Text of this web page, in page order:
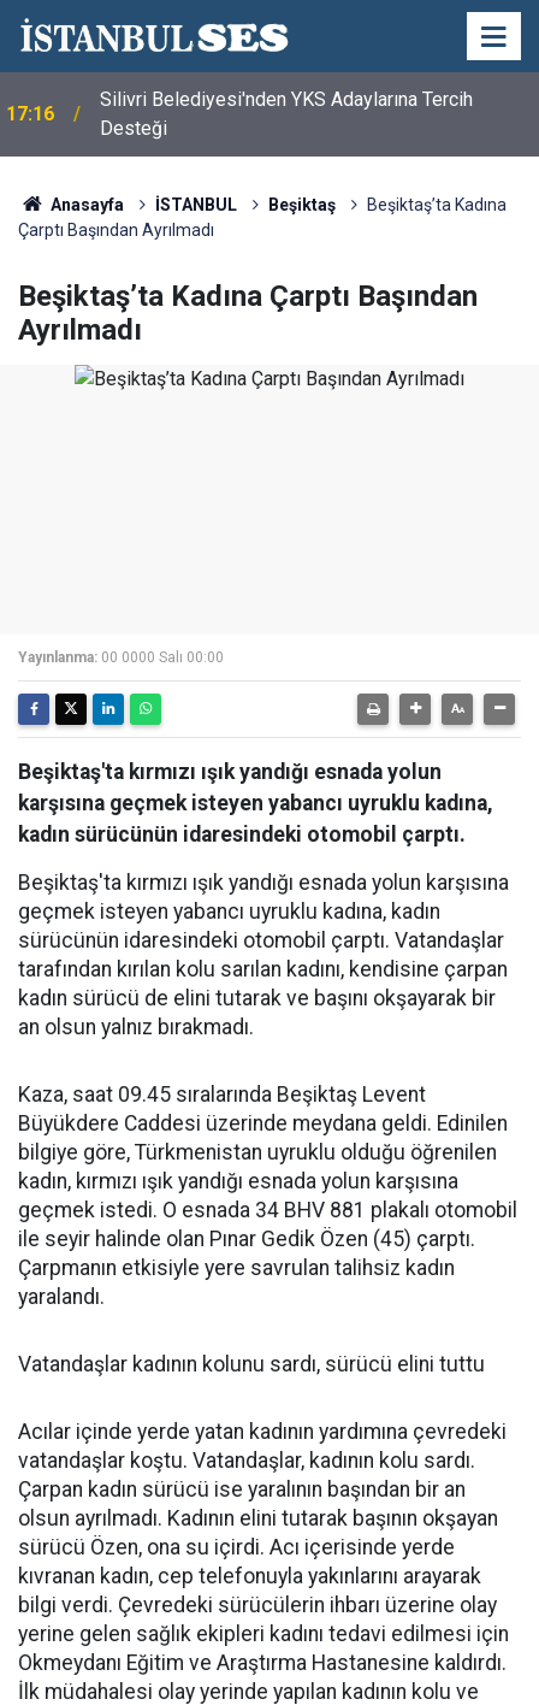
17:16
Silivri Belediyesi'nden YKS Adaylarına Tercih
Desteği
Anasayfa İSTANBUL Beşiktaş
Beşiktaş’ta Kadına
Çarptı Başından Ayrılmadı
Beşiktaş’ta Kadına Çarptı Başından
Ayrılmadı
Yayınlanma: 00 0000 Salı 00:00
Beşiktaş'ta kırmızı ışık yandığı esnada yolun
karşısına geçmek isteyen yabancı uyruklu kadına,
kadın sürücünün idaresindeki otomobil çarptı.
Beşiktaş'ta kırmızı ışık yandığı esnada yolun karşısına
geçmek isteyen yabancı uyruklu kadına, kadın
sürücünün idaresindeki otomobil çarptı. Vatandaşlar
tarafından kırılan kolu sarılan kadını, kendisine çarpan
kadın sürücü de elini tutarak ve başını okşayarak bir
an olsun yalnız bırakmadı.
Kaza, saat 09.45 sıralarında Beşiktaş Levent
Büyükdere Caddesi üzerinde meydana geldi. Edinilen
bilgiye göre, Türkmenistan uyruklu olduğu öğrenilen
kadın, kırmızı ışık yandığı esnada yolun karşısına
geçmek istedi. O esnada 34 BHV 881 plakalı otomobil
ile seyir halinde olan Pınar Gedik Özen (45) çarptı.
Çarpmanın etkisiyle yere savrulan talihsiz kadın
yaralandı.
Vatandaşlar kadının kolunu sardı, sürücü elini tuttu
Acılar içinde yerde yatan kadının yardımına çevredeki
vatandaşlar koştu. Vatandaşlar, kadının kolu sardı.
Çarpan kadın sürücü ise yaralının başından bir an
olsun ayrılmadı. Kadının elini tutarak başının okşayan
sürücü Özen, ona su içirdi. Acı içerisinde yerde
kıvranan kadın, cep telefonuyla yakınlarını arayarak
bilgi verdi. Çevredeki sürücülerin ihbarı üzerine olay
yerine gelen sağlık ekipleri kadını tedavi edilmesi için
Okmeydanı Eğitim ve Araştırma Hastanesine kaldırdı.
İlk müdahalesi olay yerinde yapılan kadının kolu ve